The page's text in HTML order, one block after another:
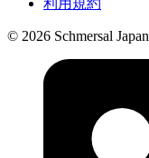
© 2026 Schmersal Japan